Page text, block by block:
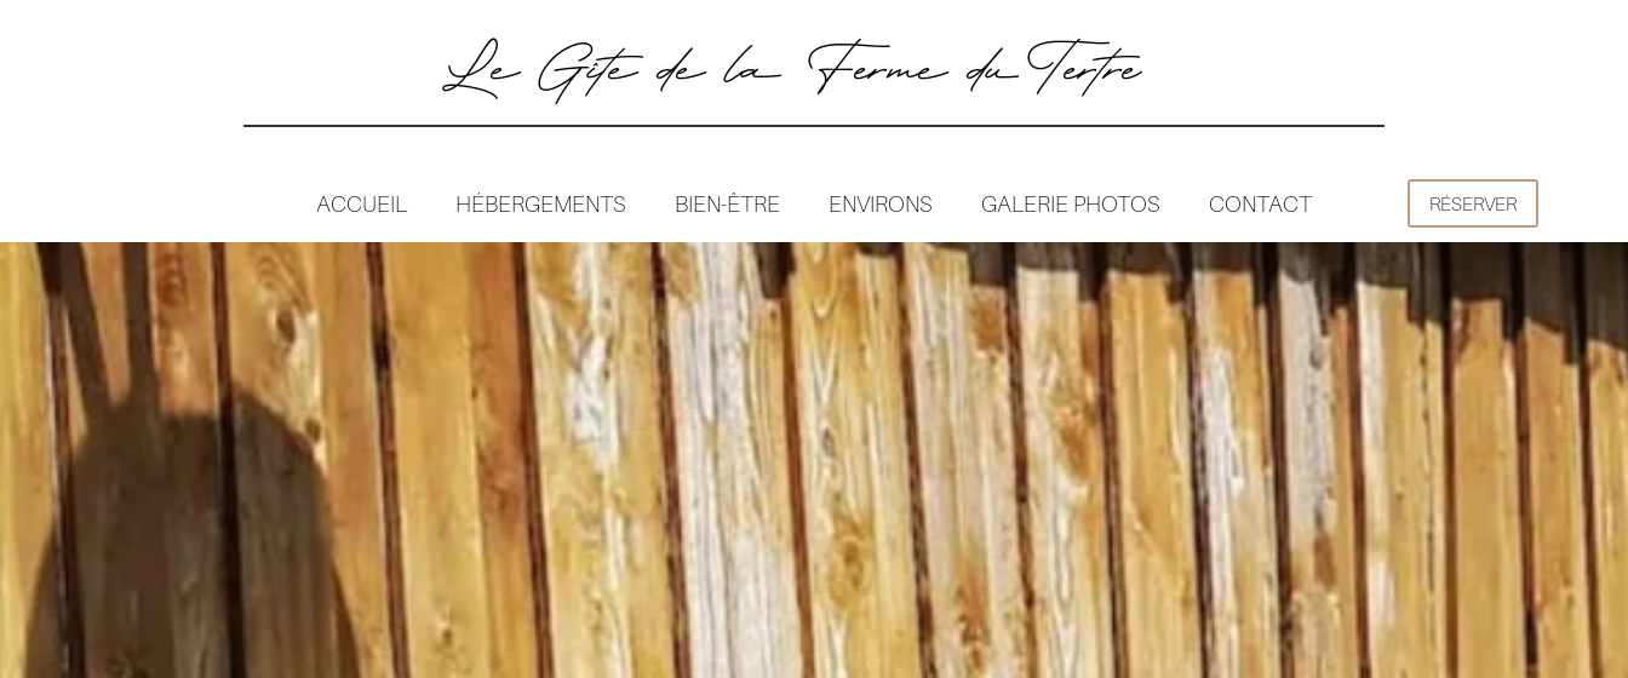
Le Gîte de la Ferme du Tertre
ACCUEIL HÉBERGEMENTS BIEN-ÊTRE ENVIRONS GALERIE PHOTOS CONTACT RÉSERVER